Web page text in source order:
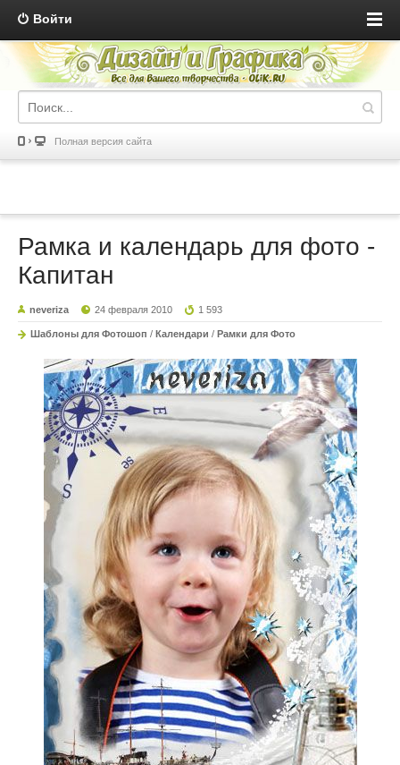
Войти
Полная версия сайта
Рамка и календарь для фото -
Капитан
neveriza 24 февраля 2010 1 593
Шаблоны для Фотошоп / Календари / Рамки для Фото